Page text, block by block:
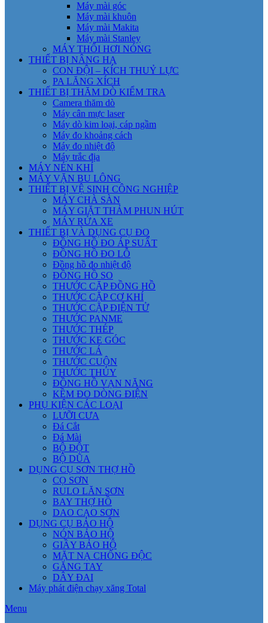
Máy mài góc
Máy mài khuôn
Máy mài Makita
Máy mài Stanley
MÁY THỔI HƠI NÓNG
THIẾT BỊ NÂNG HẠ
CON ĐỘI – KÍCH THUỶ LỰC
PA LĂNG XÍCH
THIẾT BỊ THĂM DÒ KIỂM TRA
Camera thăm dò
Máy cân mực laser
Máy dò kim loại, cáp ngầm
Máy đo khoảng cách
Máy đo nhiệt độ
Máy trắc địa
MÁY NÉN KHÍ
MÁY VẶN BU LÔNG
THIẾT BỊ VỆ SINH CÔNG NGHIỆP
MÁY CHÀ SÀN
MÁY GIẶT THẢM PHUN HÚT
MÁY RỬA XE
THIẾT BỊ VÀ DỤNG CỤ ĐO
ĐỒNG HỒ ĐO ÁP SUẤT
ĐỒNG HỒ ĐO LỖ
Đồng hồ đo nhiệt độ
ĐỒNG HỒ SO
THƯỚC CẶP ĐỒNG HỒ
THƯỚC CẶP CƠ KHÍ
THƯỚC CẶP ĐIỆN TỬ
THƯỚC PANME
THƯỚC THÉP
THƯỚC KE GÓC
THƯỚC LÁ
THƯỚC CUỘN
THƯỚC THỦY
ĐỒNG HỒ VẠN NĂNG
KỀM ĐO DÒNG ĐIỆN
PHỤ KIỆN CÁC LOẠI
LƯỠI CƯA
Đá Cắt
Đá Mài
BỘ ĐỘT
BỘ DŨA
DỤNG CỤ SƠN THỢ HỒ
CỌ SƠN
RULO LĂN SƠN
BAY THỢ HỒ
DAO CẠO SƠN
DỤNG CỤ BẢO HỘ
NÓN BẢO HỘ
GIẦY BẢO HỘ
MẶT NẠ CHỐNG ĐỘC
GĂNG TAY
DÂY ĐAI
Máy phát điện chạy xăng Total
Menu